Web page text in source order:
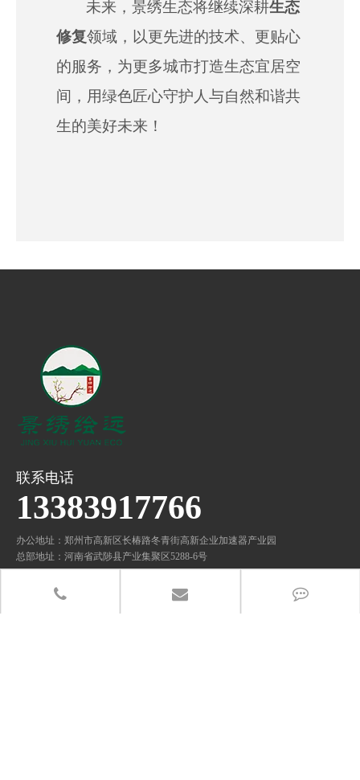
未来，景绣生态将继续深耕生态
修复领域，以更先进的技术、更 贴心
的服务，为更多城市打造生态宜居空
间，用绿色匠心守护人与自然和谐共
生的美好未来！
联系电话
13383917766
办公地址：郑州市高新区长椿路冬青街高新企业加速器产业园
总部地址：河南省武陟县产业集聚区5288-6号